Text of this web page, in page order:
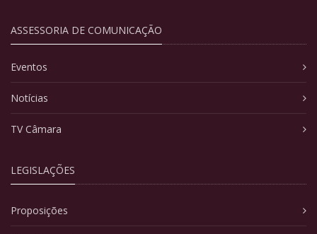
ASSESSORIA DE COMUNICAÇÃO
Eventos
Notícias
TV Câmara
LEGISLAÇÕES
Proposições